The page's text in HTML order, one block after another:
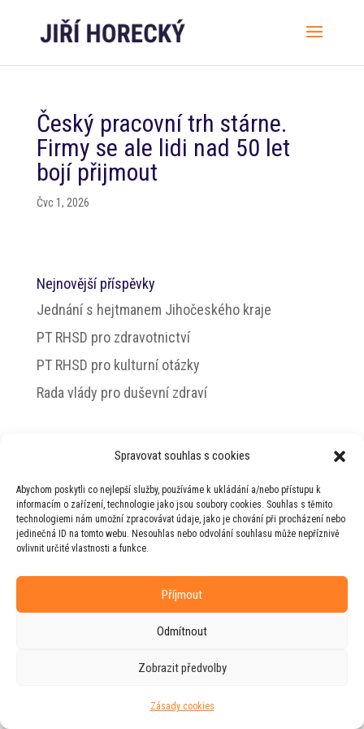
Spravovat souhlas s cookies
Abychom poskytli co nejlepší služby, používáme k ukládání a/nebo přístupu k
informacím o zařízení, technologie jako jsou soubory cookies. Souhlas s těmito
technologiemi nám umožní zpracovávat údaje, jako je chování při procházení nebo
jedinečná ID na tomto webu. Nesouhlas nebo odvolání souhlasu může nepříznivě
ovlivnit určité vlastnosti a funkce.
Příjmout
Odmítnout
Zobrazit předvolby
Zásady cookies
Český pracovní trh stárne.
Firmy se ale lidi nad 50 let
bojí přijmout
Čvc 1, 2026
Nejnovější příspěvky
Jednání s hejtmanem Jihočeského kraje
PT RHSD pro zdravotnictví
PT RHSD pro kulturní otázky
Rada vlády pro duševní zdraví
Horeckého
Web vytvořila firmaRUDIve spolupráci s
agenturou